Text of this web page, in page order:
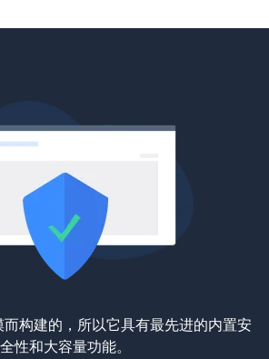
构建的，所以它具有最先进的内置安
全性和大容量功能。